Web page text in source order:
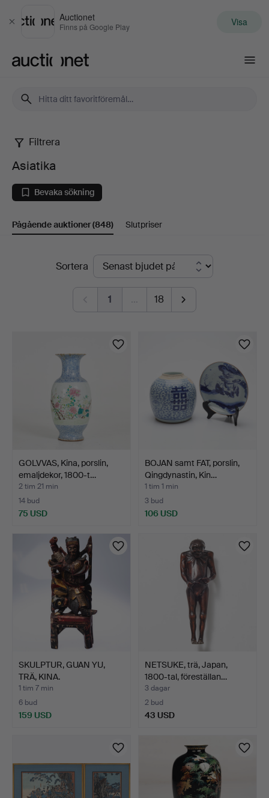
Stäng
Auctionet
Finns på Google Play Visa
Asiatika
Filtrera
Asiatika
Bevaka sökning
Pågående auktioner(848) Slutpriser
PågåendeSortera
1 … 18
GOLVVAS, Kina, porslin,
emaljdekor, 1800-t…
2 tim 21 min
14 bud
75 USD
BOJAN samt FAT, porslin,
Qingdynastin, Kin…
1 tim 1 min
3 bud
106 USD
SKULPTUR, GUAN YU,
TRÄ, KINA.
1 tim 7 min
6 bud
159 USD
NETSUKE, trä, Japan,
1800-tal, föreställan…
3 dagar
2 bud
43 USD